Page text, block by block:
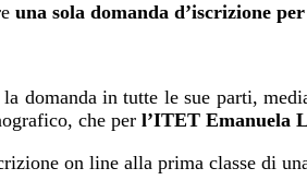
una sola domanda d’iscrizione
domanda in tutte le sue parti,
che per l’ITET Emanuela
on line alla prima classe di